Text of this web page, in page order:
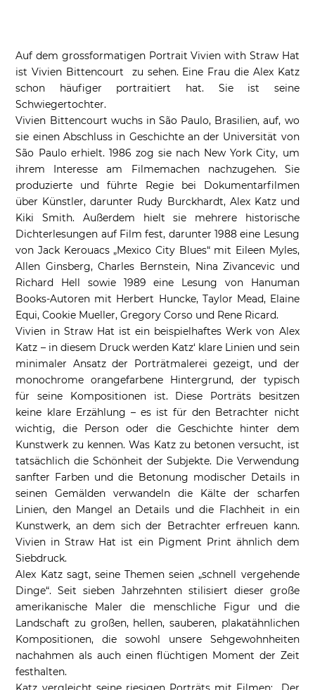
Auf dem grossformatigen Portrait Vivien with Straw Hat
ist Vivien Bittencourt zu sehen. Eine Frau die Alex Katz
schon häufiger portraitiert hat. Sie ist seine
Schwiegertochter.
Vivien Bittencourt wuchs in São Paulo, Brasilien, auf, wo
sie einen Abschluss in Geschichte an der Universität von
São Paulo erhielt. 1986 zog sie nach New York City, um
ihrem Interesse am Filmemachen nachzugehen. Sie
produzierte und führte Regie bei Dokumentarfilmen
über Künstler, darunter Rudy Burckhardt, Alex Katz und
Kiki Smith. Außerdem hielt sie mehrere historische
Dichterlesungen auf Film fest, darunter 1988 eine Lesung
von Jack Kerouacs „Mexico City Blues“ mit Eileen Myles,
Allen Ginsberg, Charles Bernstein, Nina Zivancevic und
Richard Hell sowie 1989 eine Lesung von Hanuman
Books-Autoren mit Herbert Huncke, Taylor Mead, Elaine
Equi, Cookie Mueller, Gregory Corso und Rene Ricard.
Vivien in Straw Hat ist ein beispielhaftes Werk von Alex
Katz – in diesem Druck werden Katz‘ klare Linien und sein
minimaler Ansatz der Porträtmalerei gezeigt, und der
monochrome orangefarbene Hintergrund, der typisch
für seine Kompositionen ist. Diese Porträts besitzen
keine klare Erzählung – es ist für den Betrachter nicht
wichtig, die Person oder die Geschichte hinter dem
Kunstwerk zu kennen. Was Katz zu betonen versucht, ist
tatsächlich die Schönheit der Subjekte. Die Verwendung
sanfter Farben und die Betonung modischer Details in
seinen Gemälden verwandeln die Kälte der scharfen
Linien, den Mangel an Details und die Flachheit in ein
Kunstwerk, an dem sich der Betrachter erfreuen kann.
Vivien in Straw Hat ist ein Pigment Print ähnlich dem
Siebdruck.
Alex Katz sagt, seine Themen seien „schnell vergehende
Dinge“. Seit sieben Jahrzehnten stilisiert dieser große
amerikanische Maler die menschliche Figur und die
Landschaft zu großen, hellen, sauberen, plakatähnlichen
Kompositionen, die sowohl unsere Sehgewohnheiten
nachahmen als auch einen flüchtigen Moment der Zeit
festhalten.